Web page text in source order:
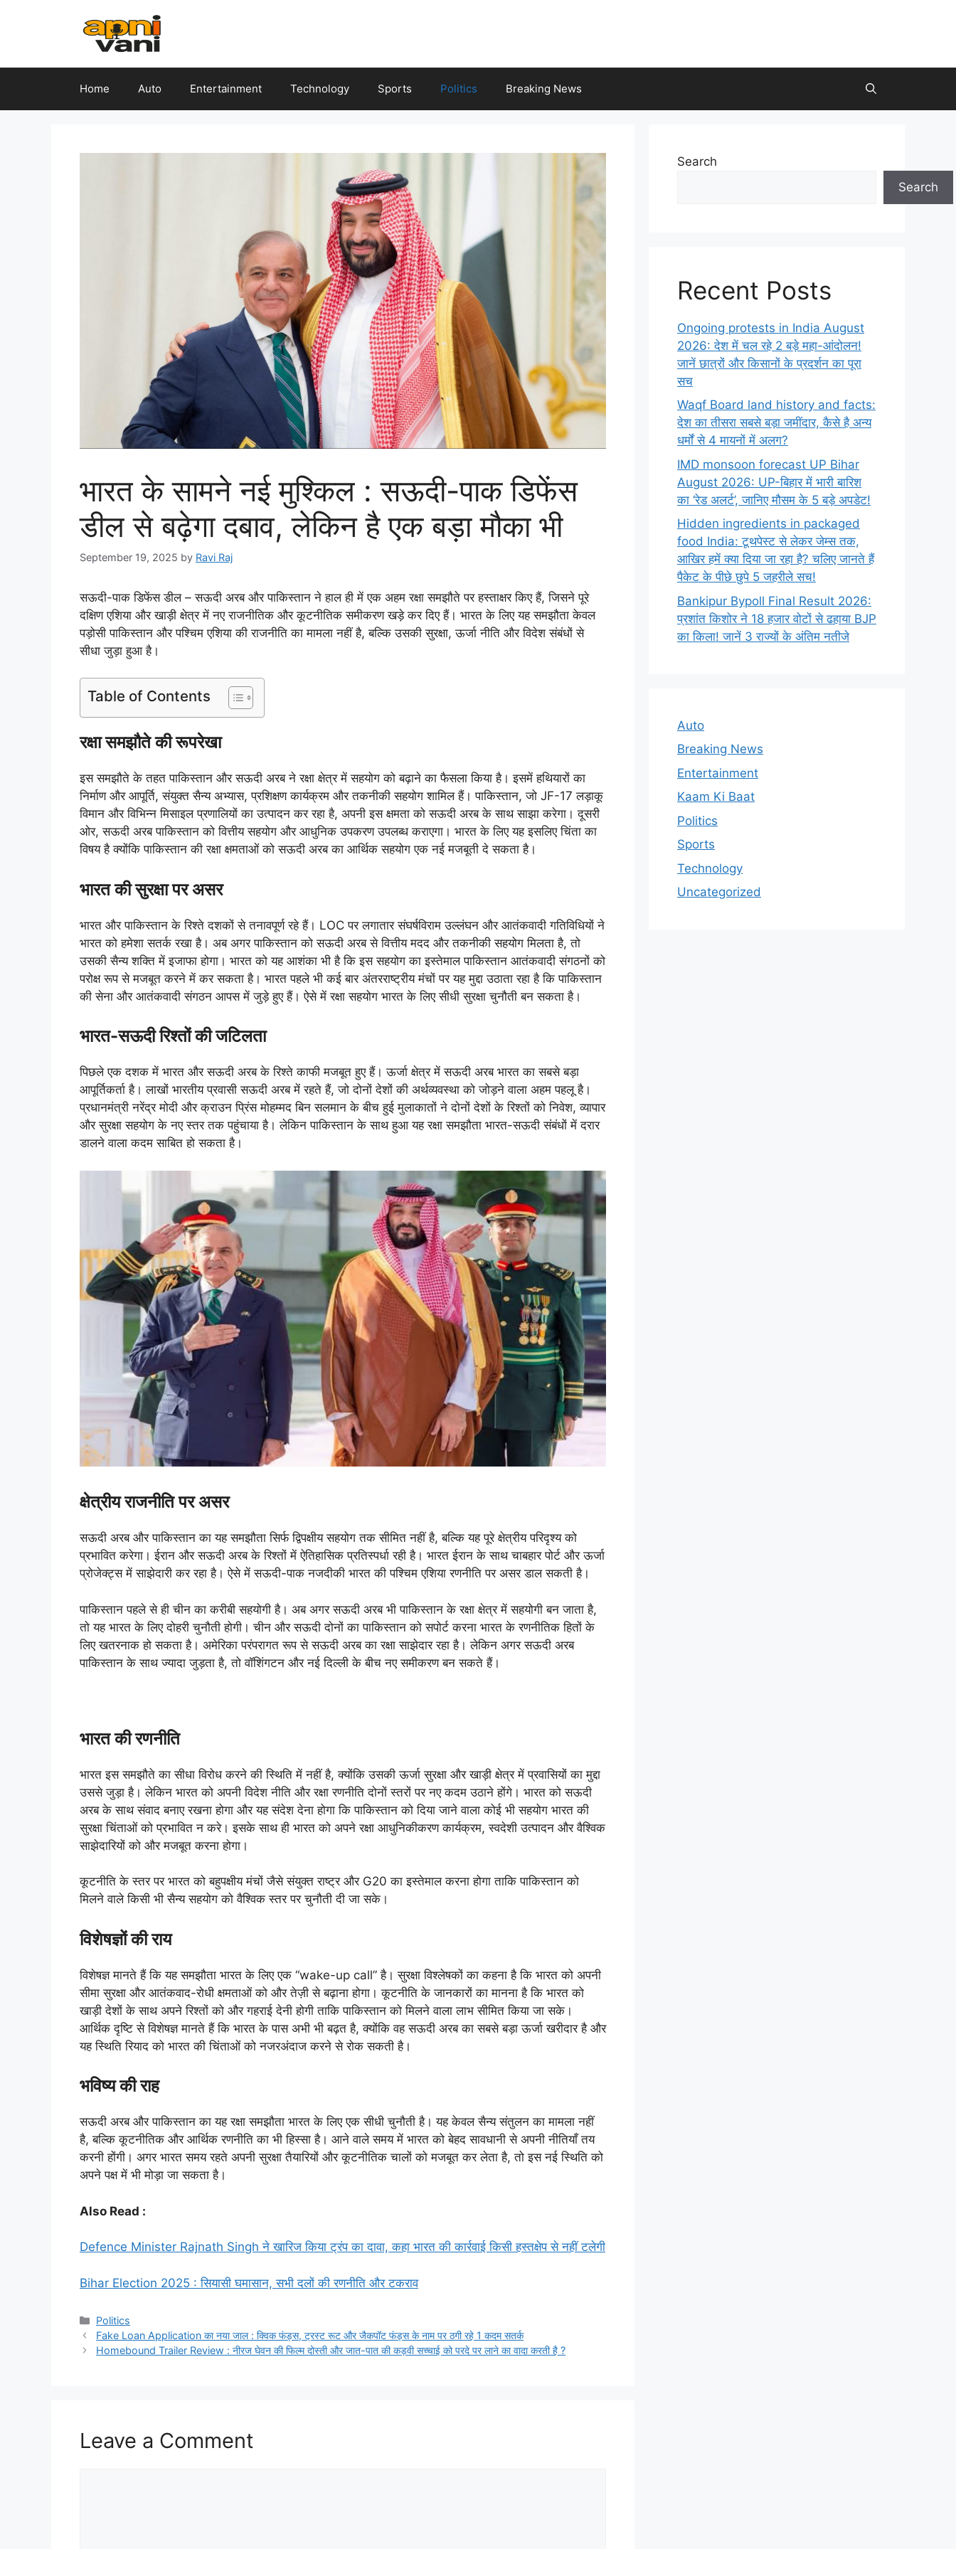
Home Auto Entertainment Technology Sports Politics Breaking News
भारत के सामने नई मुश्किल : सऊदी-पाक डिफेंस
डील से बढ़ेगा दबाव, लेकिन है एक बड़ा मौका भी
September 19, 2025 by Ravi Raj
सऊदी-पाक डिफेंस डील – सऊदी अरब और पाकिस्तान ने हाल ही में एक अहम रक्षा समझौते पर हस्ताक्षर किए हैं, जिसने पूरे
दक्षिण एशिया और खाड़ी क्षेत्र में नए राजनीतिक और कूटनीतिक समीकरण खड़े कर दिए हैं। भारत के लिए यह समझौता केवल
पड़ोसी पाकिस्तान और पश्चिम एशिया की राजनीति का मामला नहीं है, बल्कि उसकी सुरक्षा, ऊर्जा नीति और विदेश संबंधों से
सीधा जुड़ा हुआ है।
Table of Contents
रक्षा समझौते की रूपरेखा
इस समझौते के तहत पाकिस्तान और सऊदी अरब ने रक्षा क्षेत्र में सहयोग को बढ़ाने का फैसला किया है। इसमें हथियारों का
निर्माण और आपूर्ति, संयुक्त सैन्य अभ्यास, प्रशिक्षण कार्यक्रम और तकनीकी सहयोग शामिल हैं। पाकिस्तान, जो JF-17 लड़ाकू
विमान और विभिन्न मिसाइल प्रणालियों का उत्पादन कर रहा है, अपनी इस क्षमता को सऊदी अरब के साथ साझा करेगा। दूसरी
ओर, सऊदी अरब पाकिस्तान को वित्तीय सहयोग और आधुनिक उपकरण उपलब्ध कराएगा। भारत के लिए यह इसलिए चिंता का
विषय है क्योंकि पाकिस्तान की रक्षा क्षमताओं को सऊदी अरब का आर्थिक सहयोग एक नई मजबूती दे सकता है।
भारत की सुरक्षा पर असर
भारत और पाकिस्तान के रिश्ते दशकों से तनावपूर्ण रहे हैं। LOC पर लगातार संघर्षविराम उल्लंघन और आतंकवादी गतिविधियों ने
भारत को हमेशा सतर्क रखा है। अब अगर पाकिस्तान को सऊदी अरब से वित्तीय मदद और तकनीकी सहयोग मिलता है, तो
उसकी सैन्य शक्ति में इजाफा होगा। भारत को यह आशंका भी है कि इस सहयोग का इस्तेमाल पाकिस्तान आतंकवादी संगठनों को
परोक्ष रूप से मजबूत करने में कर सकता है। भारत पहले भी कई बार अंतरराष्ट्रीय मंचों पर यह मुद्दा उठाता रहा है कि पाकिस्तान
की सेना और आतंकवादी संगठन आपस में जुड़े हुए हैं। ऐसे में रक्षा सहयोग भारत के लिए सीधी सुरक्षा चुनौती बन सकता है।
भारत-सऊदी रिश्तों की जटिलता
पिछले एक दशक में भारत और सऊदी अरब के रिश्ते काफी मजबूत हुए हैं। ऊर्जा क्षेत्र में सऊदी अरब भारत का सबसे बड़ा
आपूर्तिकर्ता है। लाखों भारतीय प्रवासी सऊदी अरब में रहते हैं, जो दोनों देशों की अर्थव्यवस्था को जोड़ने वाला अहम पहलू है।
प्रधानमंत्री नरेंद्र मोदी और क्राउन प्रिंस मोहम्मद बिन सलमान के बीच हुई मुलाकातों ने दोनों देशों के रिश्तों को निवेश, व्यापार
और सुरक्षा सहयोग के नए स्तर तक पहुंचाया है। लेकिन पाकिस्तान के साथ हुआ यह रक्षा समझौता भारत-सऊदी संबंधों में दरार
डालने वाला कदम साबित हो सकता है।
क्षेत्रीय राजनीति पर असर
सऊदी अरब और पाकिस्तान का यह समझौता सिर्फ द्विपक्षीय सहयोग तक सीमित नहीं है, बल्कि यह पूरे क्षेत्रीय परिदृश्य को
प्रभावित करेगा। ईरान और सऊदी अरब के रिश्तों में ऐतिहासिक प्रतिस्पर्धा रही है। भारत ईरान के साथ चाबहार पोर्ट और ऊर्जा
प्रोजेक्ट्स में साझेदारी कर रहा है। ऐसे में सऊदी-पाक नजदीकी भारत की पश्चिम एशिया रणनीति पर असर डाल सकती है।
पाकिस्तान पहले से ही चीन का करीबी सहयोगी है। अब अगर सऊदी अरब भी पाकिस्तान के रक्षा क्षेत्र में सहयोगी बन जाता है,
तो यह भारत के लिए दोहरी चुनौती होगी। चीन और सऊदी दोनों का पाकिस्तान को सपोर्ट करना भारत के रणनीतिक हितों के
लिए खतरनाक हो सकता है। अमेरिका परंपरागत रूप से सऊदी अरब का रक्षा साझेदार रहा है। लेकिन अगर सऊदी अरब
पाकिस्तान के साथ ज्यादा जुड़ता है, तो वॉशिंगटन और नई दिल्ली के बीच नए समीकरण बन सकते हैं।
भारत की रणनीति
भारत इस समझौते का सीधा विरोध करने की स्थिति में नहीं है, क्योंकि उसकी ऊर्जा सुरक्षा और खाड़ी क्षेत्र में प्रवासियों का मुद्दा
उससे जुड़ा है। लेकिन भारत को अपनी विदेश नीति और रक्षा रणनीति दोनों स्तरों पर नए कदम उठाने होंगे। भारत को सऊदी
अरब के साथ संवाद बनाए रखना होगा और यह संदेश देना होगा कि पाकिस्तान को दिया जाने वाला कोई भी सहयोग भारत की
सुरक्षा चिंताओं को प्रभावित न करे। इसके साथ ही भारत को अपने रक्षा आधुनिकीकरण कार्यक्रम, स्वदेशी उत्पादन और वैश्विक
साझेदारियों को और मजबूत करना होगा।
कूटनीति के स्तर पर भारत को बहुपक्षीय मंचों जैसे संयुक्त राष्ट्र और G20 का इस्तेमाल करना होगा ताकि पाकिस्तान को
मिलने वाले किसी भी सैन्य सहयोग को वैश्विक स्तर पर चुनौती दी जा सके।
विशेषज्ञों की राय
विशेषज्ञ मानते हैं कि यह समझौता भारत के लिए एक “wake-up call” है। सुरक्षा विश्लेषकों का कहना है कि भारत को अपनी
सीमा सुरक्षा और आतंकवाद-रोधी क्षमताओं को और तेज़ी से बढ़ाना होगा। कूटनीति के जानकारों का मानना है कि भारत को
खाड़ी देशों के साथ अपने रिश्तों को और गहराई देनी होगी ताकि पाकिस्तान को मिलने वाला लाभ सीमित किया जा सके।
आर्थिक दृष्टि से विशेषज्ञ मानते हैं कि भारत के पास अभी भी बढ़त है, क्योंकि वह सऊदी अरब का सबसे बड़ा ऊर्जा खरीदार है और
यह स्थिति रियाद को भारत की चिंताओं को नजरअंदाज करने से रोक सकती है।
भविष्य की राह
सऊदी अरब और पाकिस्तान का यह रक्षा समझौता भारत के लिए एक सीधी चुनौती है। यह केवल सैन्य संतुलन का मामला नहीं
है, बल्कि कूटनीतिक और आर्थिक रणनीति का भी हिस्सा है। आने वाले समय में भारत को बेहद सावधानी से अपनी नीतियाँ तय
करनी होंगी। अगर भारत समय रहते अपनी सुरक्षा तैयारियों और कूटनीतिक चालों को मजबूत कर लेता है, तो इस नई स्थिति को
अपने पक्ष में भी मोड़ा जा सकता है।
Also Read :
Defence Minister Rajnath Singh ने खारिज किया ट्रंप का दावा, कहा भारत की कार्रवाई किसी हस्तक्षेप से नहीं टलेगी
Bihar Election 2025 : सियासी घमासान, सभी दलों की रणनीति और टकराव
Categories
Politics
Fake Loan Application का नया जाल : क्विक फंड्स, ट्रस्ट रूट और जैकपॉट फंड्स के नाम पर ठगी रहे 1 कदम सतर्क
Homebound Trailer Review : नीरज घेवन की फिल्म दोस्ती और जात-पात की कड़वी सच्चाई को परदे पर लाने का वादा करती है ?
Leave a Comment
Search
Search
Recent Posts
Ongoing protests in India August
2026: देश में चल रहे 2 बड़े महा-आंदोलन!
जानें छात्रों और किसानों के प्रदर्शन का पूरा
सच
Waqf Board land history and facts:
देश का तीसरा सबसे बड़ा जमींदार, कैसे है अन्य
धर्मों से 4 मायनों में अलग?
IMD monsoon forecast UP Bihar
August 2026: UP-बिहार में भारी बारिश
का ‘रेड अलर्ट’, जानिए मौसम के 5 बड़े अपडेट!
Hidden ingredients in packaged
food India: टूथपेस्ट से लेकर जेम्स तक,
आखिर हमें क्या दिया जा रहा है? चलिए जानते हैं
पैकेट के पीछे छुपे 5 जहरीले सच!
Bankipur Bypoll Final Result 2026:
प्रशांत किशोर ने 18 हजार वोटों से ढहाया BJP
का किला! जानें 3 राज्यों के अंतिम नतीजे
Auto
Breaking News
Entertainment
Kaam Ki Baat
Politics
Sports
Technology
Uncategorized